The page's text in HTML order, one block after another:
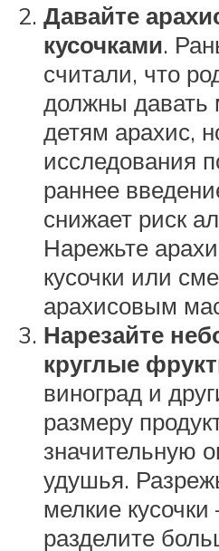
Давайте
кусочками.
считали, что
должны давать
детям арахис,
исследования
раннее
снижает риск
Нарежьте
кусочки или
арахисовым
Нарезайте
круглые
виноград и
размеру
значительную
удушья.
мелкие
разделите